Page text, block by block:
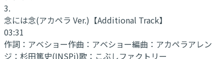
3.
念には念(アカペラ Ver.) 【Additional Track】
03:31
作詞： アベショー作曲： アベショー編曲： アカペラアレン
ジ：杉田篤史(INSPi)歌： こぶしファクトリー